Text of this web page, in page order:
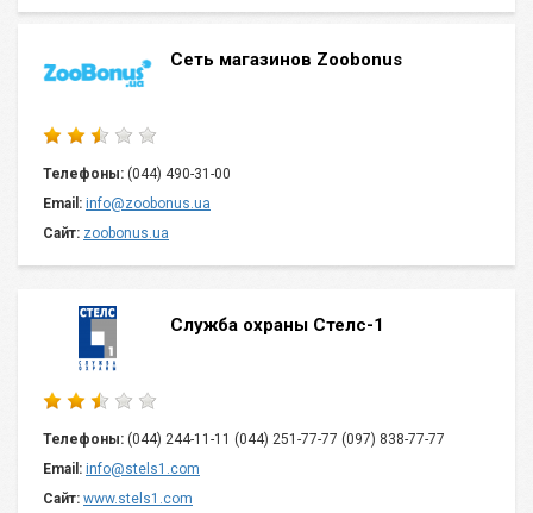
Сеть магазинов Zoobonus
Телефоны: (044) 490-31-00
Email: info@zoobonus.ua
Сайт: zoobonus.ua
Служба охраны Стелс-1
Телефоны: (044) 244-11-11 (044) 251-77-77 (097) 838-77-77
Email: info@stels1.com
Сайт: www.stels1.com